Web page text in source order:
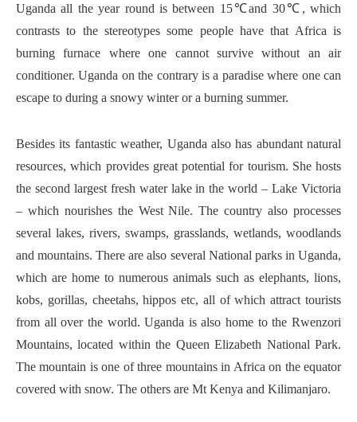
Uganda all the year round is between 15℃and 30℃, which
contrasts to the stereotypes some people have that Africa is
burning furnace where one cannot survive without an air
conditioner. Uganda on the contrary is a paradise where one can
escape to during a snowy winter or a burning summer.
Besides its fantastic weather, Uganda also has abundant natural
resources, which provides great potential for tourism. She hosts
the second largest fresh water lake in the world – Lake Victoria
– which nourishes the West Nile. The country also processes
several lakes, rivers, swamps, grasslands, wetlands, woodlands
and mountains. There are also several National parks in Uganda,
which are home to numerous animals such as elephants, lions,
kobs, gorillas, cheetahs, hippos etc, all of which attract tourists
from all over the world. Uganda is also home to the Rwenzori
Mountains, located within the Queen Elizabeth National Park.
The mountain is one of three mountains in Africa on the equator
covered with snow. The others are Mt Kenya and Kilimanjaro.